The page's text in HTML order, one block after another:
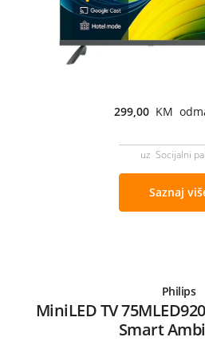
299,00 KM
uz Socijalni
Saznaj
Philips
MiniLED TV
Smart